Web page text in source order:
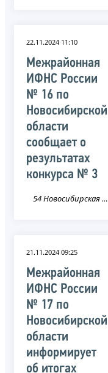
22.11.2024 11:10
Межрайонная
ИФНС России
№ 16 по
Новосибирской
области
сообщает о
результатах
конкурса № 3
54 Новосибирская область
21.11.2024 09:25
Межрайонная
ИФНС России
№ 17 по
Новосибирской
области
информирует
об итогах